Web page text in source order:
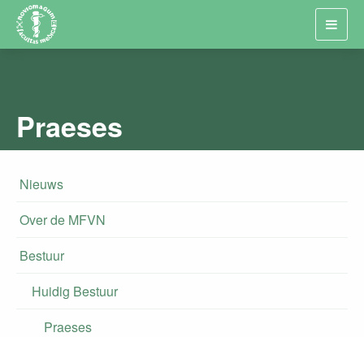
Praeses
Nieuws
Over de MFVN
Bestuur
Huidig Bestuur
Praeses